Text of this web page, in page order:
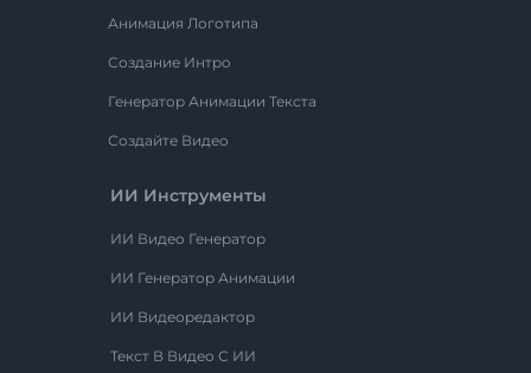
Анимация Логотипа
Создание Интро
Генератор Анимации Текста
Создайте Видео
ИИ Инструменты
ИИ Видео Генератор
ИИ Генератор Анимации
ИИ Видеоредактор
Текст В Видео С ИИ